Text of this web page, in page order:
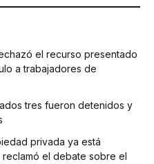
el recurso presentado
a trabajadores de
tres fueron detenidos y
privada ya está
el debate sobre el